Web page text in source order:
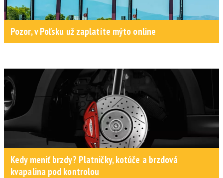
Pozor, v Poľsku už zaplatíte mýto online
Kedy meniť brzdy? Platničky, kotúče a brzdová
kvapalina pod kontrolou